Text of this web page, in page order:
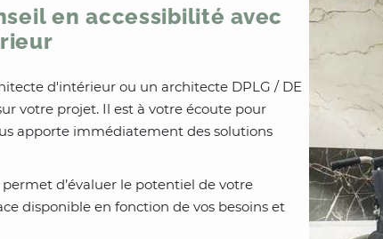
en accessibilité avec
d'intérieur ou un architecte DPLG / DE
votre projet. Il est à votre écoute pour
apporte immédiatement des solutions
d’évaluer le potentiel de votre
disponible en fonction de vos besoins et